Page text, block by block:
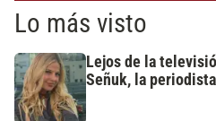
Lo más visto
Lejos de la
Señuk, la